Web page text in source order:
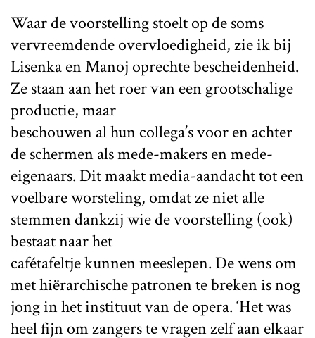
Waar de voorstelling stoelt op de soms
vervreemdende overvloedigheid, zie ik bij
Lisenka en Manoj oprechte bescheidenheid.
Ze staan aan het roer van een grootschalige
productie, maar
beschouwen al hun collega’s voor en achter
de schermen als mede-makers en mede-
eigenaars. Dit maakt media-aandacht tot een
voelbare worsteling, omdat ze niet alle
stemmen dankzij wie de voorstelling (ook)
bestaat naar het
cafétafeltje kunnen meeslepen. De wens om
met hiërarchische patronen te breken is nog
jong in het instituut van de opera. ‘Het was
heel fijn om zangers te vragen zelf aan elkaar